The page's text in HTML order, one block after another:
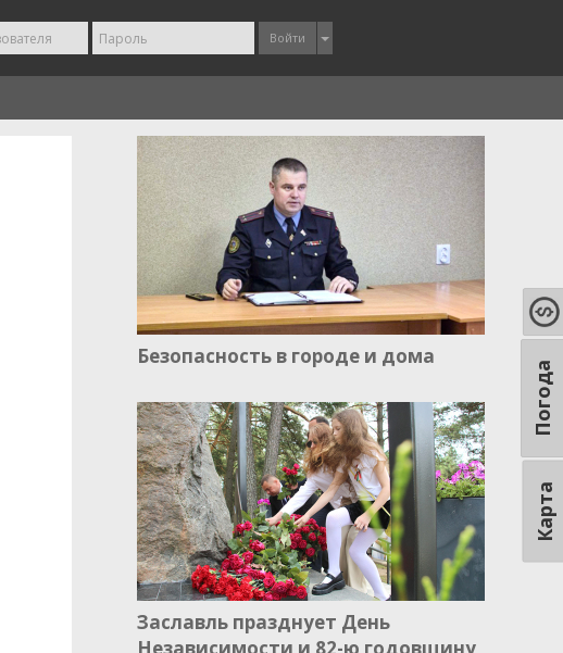
Войти
Безопасность в городе и дома
Заславль празднует День
Карта
Погода